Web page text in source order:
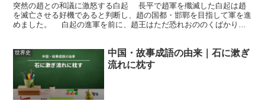
突然の趙との和議に激怒する白起 長平で趙軍を殲滅した白起は趙
を滅亡させる好機であると判断し、趙の国都・邯鄲を目指して軍を進
めました。 白起の進軍を前に、趙王はただ恐れおののくばかりで
世界史
中国・故事成語の由来｜石に漱ぎ
流れに枕す